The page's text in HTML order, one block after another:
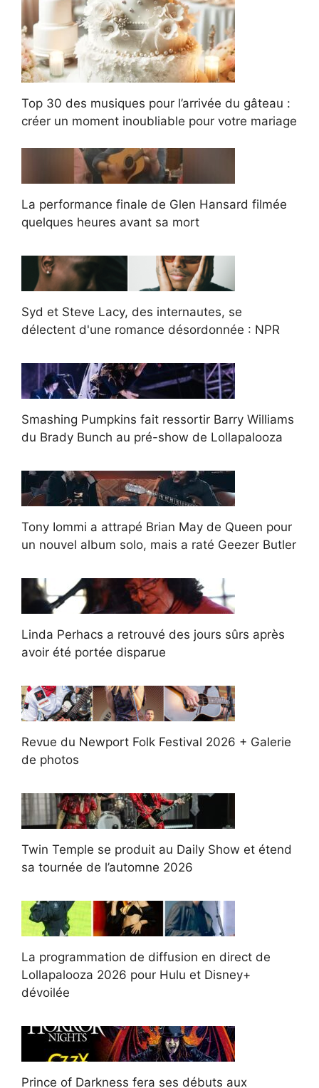
Top 30 des musiques pour l’arrivée du gâteau :
créer un moment inoubliable pour votre mariage
La performance finale de Glen Hansard filmée
quelques heures avant sa mort
Syd et Steve Lacy, des internautes, se
délectent d'une romance désordonnée : NPR
Smashing Pumpkins fait ressortir Barry Williams
du Brady Bunch au pré-show de Lollapalooza
Tony Iommi a attrapé Brian May de Queen pour
un nouvel album solo, mais a raté Geezer Butler
Linda Perhacs a retrouvé des jours sûrs après
avoir été portée disparue
Revue du Newport Folk Festival 2026 + Galerie
de photos
Twin Temple se produit au Daily Show et étend
sa tournée de l’automne 2026
La programmation de diffusion en direct de
Lollapalooza 2026 pour Hulu et Disney+
dévoilée
Prince of Darkness fera ses débuts aux